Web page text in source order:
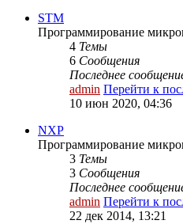
STM
Программирование
4 Темы
6 Сообщения
Последнее
admin Перейти к
10 июн 2020, 04:36
NXP
Программирование
3 Темы
3 Сообщения
Последнее
admin Перейти к
22 дек 2014, 13:21